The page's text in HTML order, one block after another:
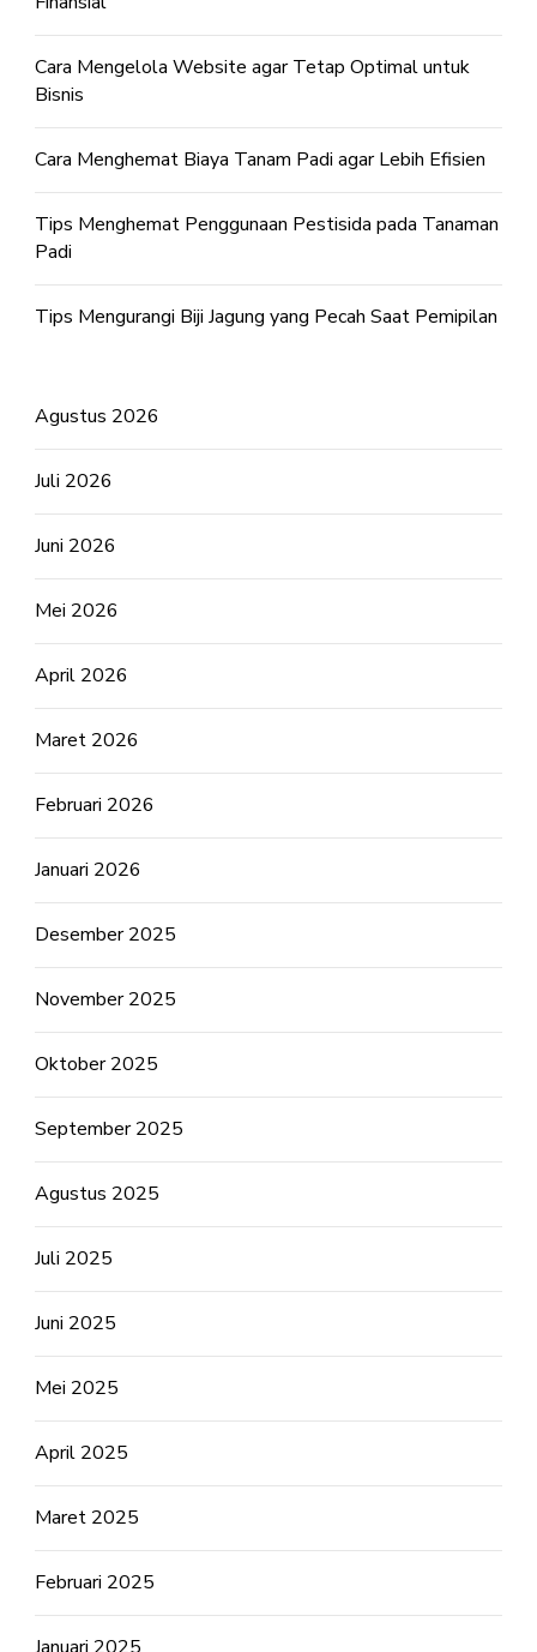
Cara Mengelola Website agar Tetap Optimal untuk
Bisnis
Cara Menghemat Biaya Tanam Padi agar Lebih Efisien
Tips Menghemat Penggunaan Pestisida pada Tanaman
Padi
Tips Mengurangi Biji Jagung yang Pecah Saat Pemipilan
Agustus 2026
Juli 2026
Juni 2026
Mei 2026
April 2026
Maret 2026
Februari 2026
Januari 2026
Desember 2025
November 2025
Oktober 2025
September 2025
Agustus 2025
Juli 2025
Juni 2025
Mei 2025
April 2025
Maret 2025
Februari 2025